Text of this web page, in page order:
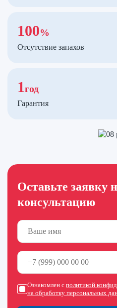
100%
Отсутствие запахов
1год
Гарантия
Оставьте заявку
консультацию
Ознакомлен с политикой
на обработку персональных